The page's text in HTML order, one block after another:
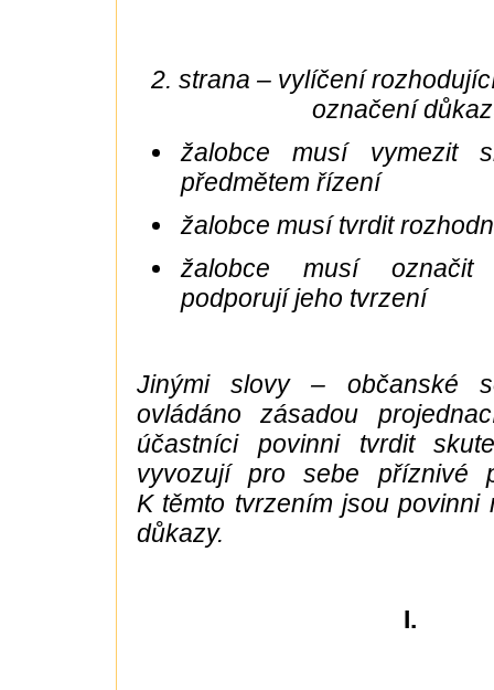
2. strana – vylíčení
označení
žalobce musí vymezit
předmětem řízení
žalobce musí tvrdit
žalobce musí označit
podporují jeho tvrzení
Jinými slovy – občanské
ovládáno zásadou
účastníci povinni tvrdit
vyvozují pro sebe příznivé
K těmto tvrzením jsou povinni
důkazy.
I.